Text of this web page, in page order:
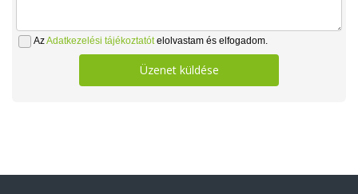
AzAdatkezelési tájékoztatótelolvastam és elfogadom.
Üzenet küldése